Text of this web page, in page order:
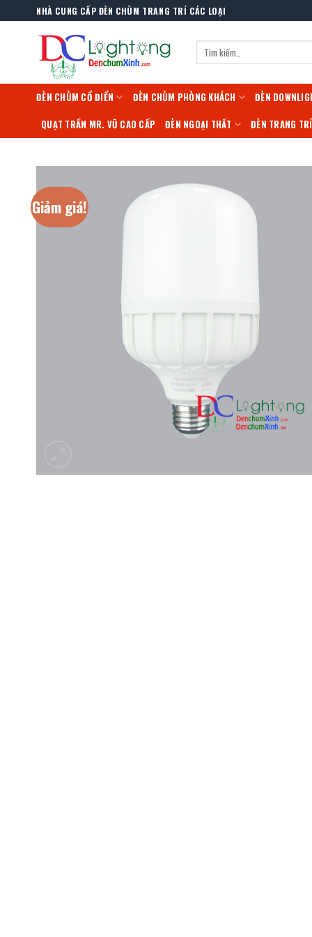
to
NHÀ CUNG CẤP ĐÈN CHÙM TRANG TRÍ CÁC LOẠI
Tìm
kiếm:
ĐÈN CHÙM CỔ ĐIỂN ĐÈN CHÙM PHÒNG KHÁCH ĐÈN
QUẠT TRẦN MR. VŨ CAO CẤP ĐÈN NGOẠI THẤT ĐÈN TRANG
Giảm giá!